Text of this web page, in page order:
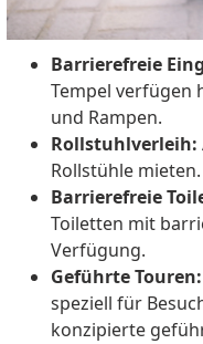
Barrierefreie
Tempel verfügen
und Rampen.
Rollstuhlverleih:
Rollstühle mieten.
Barrierefreie
Toiletten mit
Verfügung.
Geführte Touren:
speziell für
konzipierte